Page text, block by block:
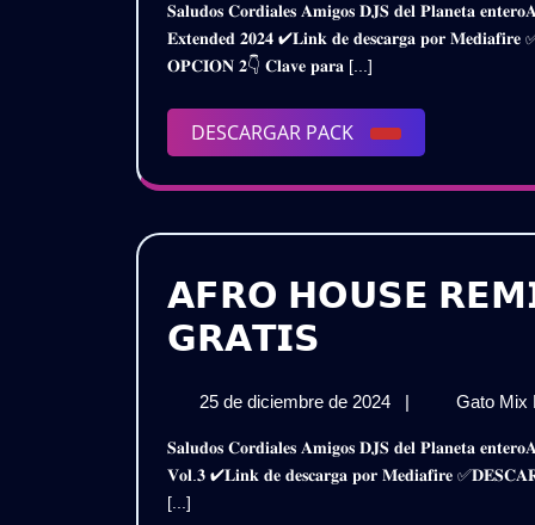
diciembre
de
𝐒𝐚𝐥𝐮𝐝𝐨𝐬 𝐂𝐨𝐫𝐝𝐢𝐚𝐥𝐞𝐬 𝐀𝐦𝐢𝐠𝐨𝐬 𝐃𝐉𝐒 𝐝𝐞𝐥 𝐏𝐥𝐚𝐧𝐞𝐭𝐚 𝐞𝐧𝐭𝐞𝐫𝐨𝐀𝐪𝐮𝐢 𝐥𝐞𝐬 𝐏𝐫𝐞𝐬𝐞𝐧𝐭𝐨 𝐞𝐬𝐭𝐞 𝐌𝐞𝐠𝐚 𝐏𝐚𝐜𝐤𝐂𝐮𝐦𝐛𝐢𝐚𝐬 𝐃𝐞𝐜𝐞𝐦𝐛𝐫𝐢𝐧𝐚𝐬
𝐄𝐱𝐭𝐞𝐧𝐝𝐞𝐝 𝟐𝟎𝟐𝟒 ✔𝐋𝐢𝐧𝐤 𝐝𝐞 𝐝𝐞𝐬𝐜𝐚𝐫𝐠𝐚 𝐩𝐨𝐫
𝐎𝐏𝐂𝐈𝐎𝐍 𝟐👇 𝐂𝐥𝐚𝐯𝐞 𝐩𝐚𝐫𝐚 [...]
DESCARGAR PACK
DESCARGAR
PACK
𝗔𝗙𝗥𝗢 𝗛𝗢𝗨𝗦𝗘
𝗚𝗥𝗔𝗧𝗜𝗦
𝗥𝗘𝗠𝗜𝗫
𝗣𝗔𝗖𝗞
25 de diciembre de 2024
25
diciembre
de
| Gato Mix
𝐒𝐚𝐥𝐮𝐝𝐨𝐬 𝐂𝐨𝐫𝐝𝐢𝐚𝐥𝐞𝐬 𝐀𝐦𝐢𝐠𝐨𝐬 𝐃𝐉𝐒 𝐝𝐞𝐥 𝐏𝐥𝐚𝐧𝐞𝐭𝐚 𝐞𝐧𝐭𝐞𝐫𝐨𝐀𝐪𝐮𝐢 𝐥𝐞𝐬 𝐏𝐫𝐞𝐬𝐞𝐧𝐭𝐨 𝐞𝐬𝐭𝐞 𝐌𝐞𝐠𝐚 𝐏𝐚𝐜𝐤𝐀𝐟𝐫𝐨 𝐇𝐨𝐮𝐬𝐞 𝐑𝐞𝐦𝐢𝐱 𝟐𝟎𝟐𝟒 –
𝐕𝐨𝐥.𝟑 ✔𝐋𝐢𝐧𝐤 𝐝𝐞 𝐝𝐞𝐬𝐜𝐚𝐫𝐠𝐚 𝐩𝐨𝐫 𝐌𝐞𝐝𝐢𝐚𝐟𝐢𝐫𝐞
[...]